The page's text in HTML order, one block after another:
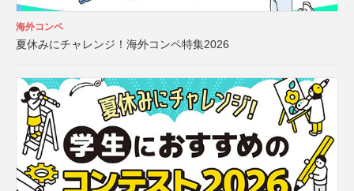
海外コンペ
夏休みにチャレンジ！海外コンペ特集2026